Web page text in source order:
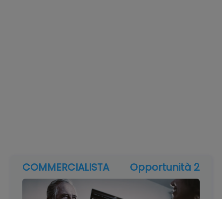
COMMERCIALISTA Opportunità 2